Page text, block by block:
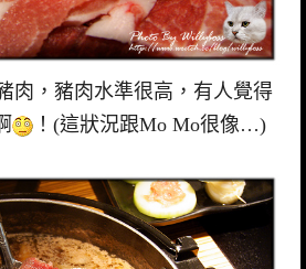
，豬肉水準很高，有人覺得
！(這狀況跟Mo Mo很像…)